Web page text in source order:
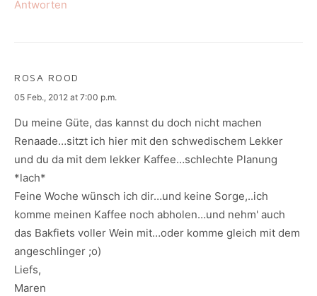
Antworten
ROSA ROOD
says:
05 Feb., 2012 at 7:00 p.m.
Du meine Güte, das kannst du doch nicht machen
Renaade…sitzt ich hier mit den schwedischem Lekker
und du da mit dem lekker Kaffee…schlechte Planung
*lach*
Feine Woche wünsch ich dir…und keine Sorge,..ich
komme meinen Kaffee noch abholen…und nehm' auch
das Bakfiets voller Wein mit…oder komme gleich mit dem
angeschlinger ;o)
Liefs,
Maren